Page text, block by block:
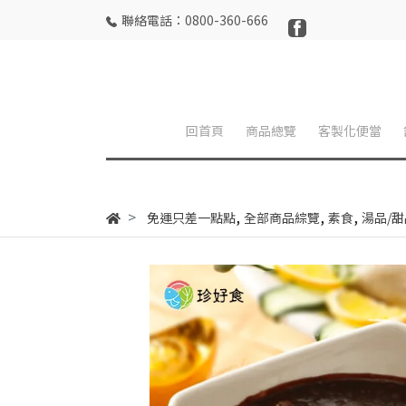
聯絡電話：0800-360-666
回首頁 商品總覽 客製化便當
免運只差一點點, 全部商品綜覽, 素食, 湯品/